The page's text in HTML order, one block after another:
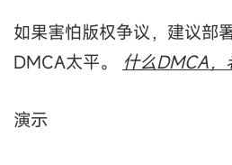
如果害怕版权争议，建议部
DMCA太平。
什么DMCA
演示